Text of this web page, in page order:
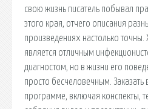
свою жизнь писатель побывал
этого края, отчего описания
произведениях настолько точны.
является отличным
диагностом, но в жизни его
просто бесчеловечным. Заказать
программе, включая конспекты,